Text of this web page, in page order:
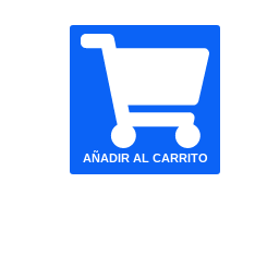
AÑADIR AL CARRITO